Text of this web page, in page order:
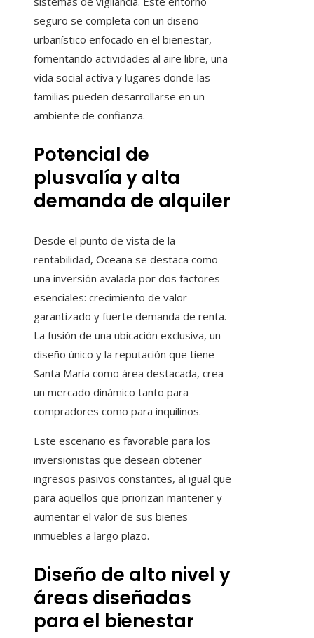
seguro se completa con un diseño
urbanístico enfocado en el bienestar,
fomentando actividades al aire libre, una
vida social activa y lugares donde las
familias pueden desarrollarse en un
ambiente de confianza.
Potencial de
plusvalía y alta
demanda de alquiler
Desde el punto de vista de la
rentabilidad, Oceana se destaca como
una inversión avalada por dos factores
esenciales: crecimiento de valor
garantizado y fuerte demanda de renta.
La fusión de una ubicación exclusiva, un
diseño único y la reputación que tiene
Santa María como área destacada, crea
un mercado dinámico tanto para
compradores como para inquilinos.
Este escenario es favorable para los
inversionistas que desean obtener
ingresos pasivos constantes, al igual que
para aquellos que priorizan mantener y
aumentar el valor de sus bienes
inmuebles a largo plazo.
Diseño de alto nivel y
áreas diseñadas
para el bienestar